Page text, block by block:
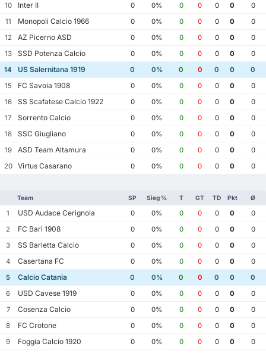
10
Inter II 0 0% 0 0 0 0
0
11
Monopoli Calcio 1966 0 0% 0 0 0 0
0
12
AZ Picerno ASD 0 0% 0 0 0 0
0
13
SSD Potenza Calcio 0 0% 0 0 0 0
0
14
US Salernitana 1919 0 0% 0 0 0 0
0
15
FC Savoia 1908 0 0% 0 0 0 0
0
16
SS Scafatese Calcio 1922 0 0% 0 0 0 0
0
17
Sorrento Calcio 0 0% 0 0 0 0
0
18
SSC Giugliano 0 0% 0 0 0 0
0
19
ASD Team Altamura 0 0% 0 0 0 0
0
20
Virtus Casarano 0 0% 0 0 0 0 0
Team SP Sieg % T GT TD Pkt Ø
1 USD Audace Cerignola 0 0% 0 0 0 0
0
2
FC Bari 1908 0 0% 0 0 0 0
0
3
SS Barletta Calcio 0 0% 0 0 0 0
0
4
Casertana FC 0 0% 0 0 0 0
0
5
Calcio Catania 0 0% 0 0 0 0
0
6
USD Cavese 1919 0 0% 0 0 0 0
0
7
Cosenza Calcio 0 0% 0 0 0 0
0
8
FC Crotone 0 0% 0 0 0 0
0
9
Foggia Calcio 1920 0 0% 0 0 0 0
0